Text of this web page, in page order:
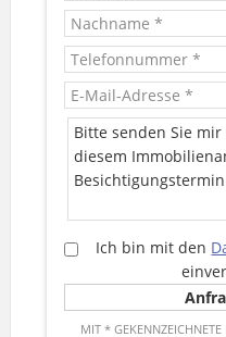
Ich bin mit den
MIT *